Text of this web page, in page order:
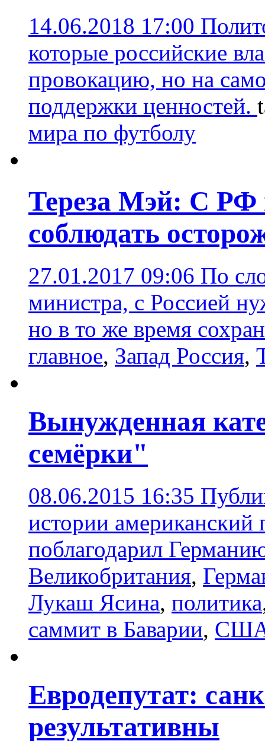
14.06.2018 17:00
которые российские
провокацию, но на
поддержки ценностей.
мира по футболу
Тереза Мэй: С РФ
соблюдать
27.01.2017 09:06 По
министра, с Россией
но в то же время
главное, Запад Россия,
Вынужденная
семёрки"
08.06.2015 16:35
истории американский
поблагодарил
Великобритания,
Лукаш Ясина, политика
саммит в Баварии,
Евродепутат:
результативны